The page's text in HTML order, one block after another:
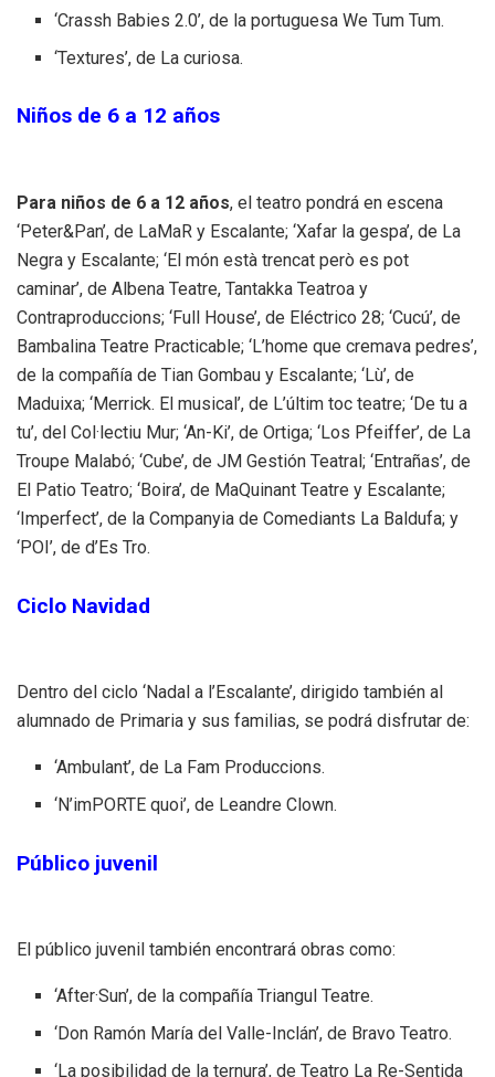
‘Crassh Babies 2.0’, de la portuguesa We Tum Tum.
‘Textures’, de La curiosa.
Niños de 6 a 12 años
Para niños de 6 a 12 años, el teatro pondrá en escena
‘Peter&Pan’, de LaMaR y Escalante; ‘Xafar la gespa’, de La
Negra y Escalante; ‘El món està trencat però es pot
caminar’, de Albena Teatre, Tantakka Teatroa y
Contraproduccions; ‘Full House’, de Eléctrico 28; ‘Cucú’, de
Bambalina Teatre Practicable; ‘L’home que cremava pedres’,
de la compañía de Tian Gombau y Escalante; ‘Lù’, de
Maduixa; ‘Merrick. El musical’, de L’últim toc teatre; ‘De tu a
tu’, del Col·lectiu Mur; ‘An-Ki’, de Ortiga; ‘Los Pfeiffer’, de La
Troupe Malabó; ‘Cube’, de JM Gestión Teatral; ‘Entrañas’, de
El Patio Teatro; ‘Boira’, de MaQuinant Teatre y Escalante;
‘Imperfect’, de la Companyia de Comediants La Baldufa; y
‘POI’, de d’Es Tro.
Ciclo Navidad
Dentro del ciclo ‘Nadal a l’Escalante’, dirigido también al
alumnado de Primaria y sus familias, se podrá disfrutar de:
‘Ambulant’, de La Fam Produccions.
‘N’imPORTE quoi’, de Leandre Clown.
Público juvenil
El público juvenil también encontrará obras como:
‘After·Sun’, de la compañía Triangul Teatre.
‘Don Ramón María del Valle-Inclán’, de Bravo Teatro.
‘La posibilidad de la ternura’, de Teatro La Re-Sentida